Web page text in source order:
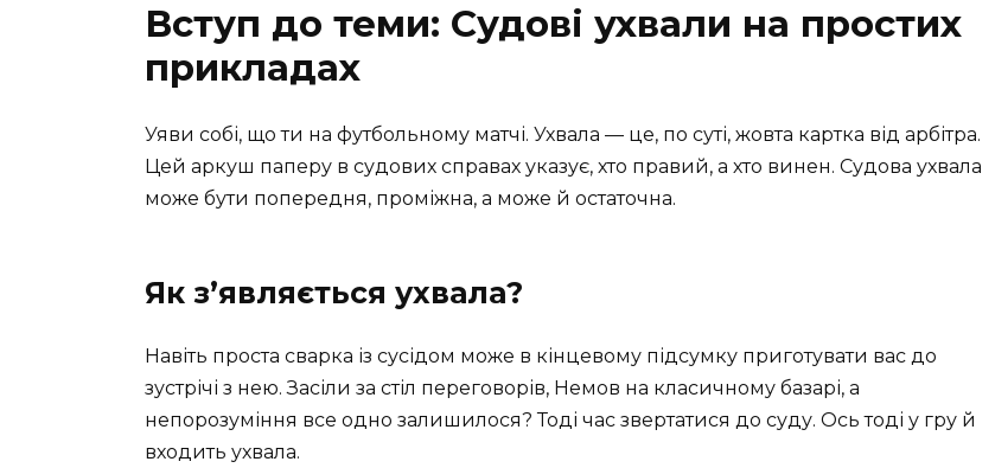
Вступ до теми: Судові ухвали на простих
прикладах
Уяви собі, що ти на футбольному матчі. Ухвала — це, по суті, жовта картка від арбітра.
Цей аркуш паперу в судових справах указує, хто правий, а хто винен. Судова ухвала
може бути попередня, проміжна, а може й остаточна.
Як з’являється ухвала?
Навіть проста сварка із сусідом може в кінцевому підсумку приготувати вас до
зустрічі з нею. Засіли за стіл переговорів, Немов на класичному базарі, а
непорозуміння все одно залишилося? Тоді час звертатися до суду. Ось тоді у гру й
входить ухвала.